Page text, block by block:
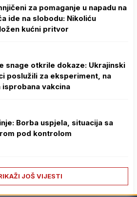
za pomaganje u napadu na
ide na slobodu: Nikoliću
kućni pritvor
snage otkrile dokaze: Ukrajinski
poslužili za eksperiment, na
isprobana vakcina
Borba uspjela, situacija sa
pod kontrolom
JOŠ VIJESTI